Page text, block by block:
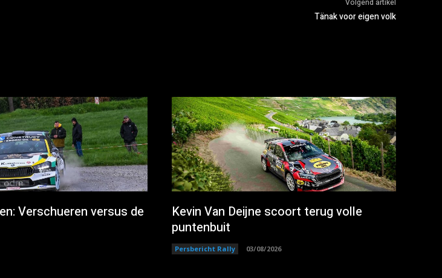
Volgend artikel
Tänak voor eigen volk
Verschueren versus de
Kevin Van Deijne scoort terug volle
puntenbuit
Persbericht Rally 03/08/2026